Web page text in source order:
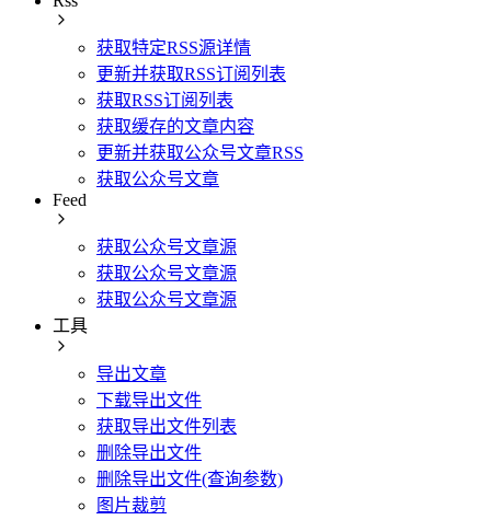
获取特定RSS源详情
更新并获取RSS订阅列表
获取RSS订阅列表
获取缓存的文章内容
更新并获取公众号文章RSS
获取公众号文章
Feed
获取公众号文章源
获取公众号文章源
获取公众号文章源
工具
导出文章
下载导出文件
获取导出文件列表
删除导出文件
删除导出文件(查询参数)
图片裁剪